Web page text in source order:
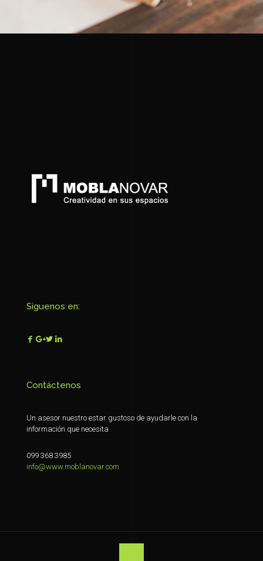
Siguenos en:
Contáctenos
Un asesor nuestro estar gustoso de ayudarle con la
información que necesita
099 368 3985
info@www.moblanovar.com